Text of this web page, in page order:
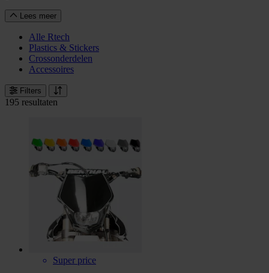
Lees meer
Alle Rtech
Plastics & Stickers
Crossonderdelen
Accessoires
Filters
195 resultaten
Super price